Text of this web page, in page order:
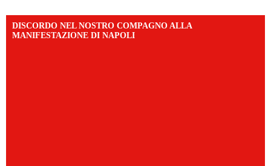
DISCORDO NEL NOSTRO COMPAGNO ALLA
MANIFESTAZIONE DI NAPOLI